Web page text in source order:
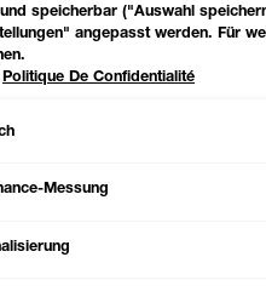
speicherbar ("Auswahl
angepasst werden. Für
Politique De Confidentialité
Messung